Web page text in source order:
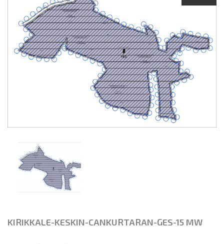
KIRIKKALE-KESKIN-CANKURTARAN-GES-15 MW